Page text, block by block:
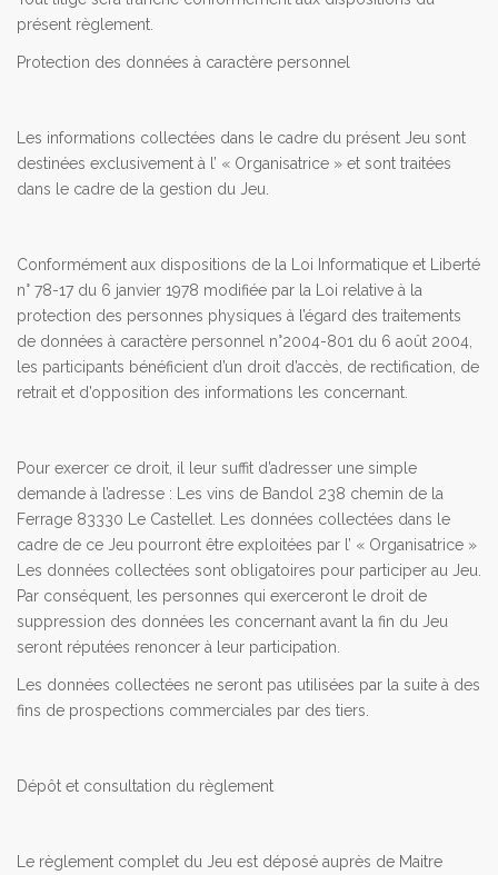
présent règlement.
Protection des données à caractère personnel
Les informations collectées dans le cadre du présent Jeu sont
destinées exclusivement à l’ « Organisatrice » et sont traitées
dans le cadre de la gestion du Jeu.
Conformément aux dispositions de la Loi Informatique et Liberté
n° 78-17 du 6 janvier 1978 modifiée par la Loi relative à la
protection des personnes physiques à l’égard des traitements
de données à caractère personnel n°2004-801 du 6 août 2004,
les participants bénéficient d’un droit d’accès, de rectification, de
retrait et d’opposition des informations les concernant.
Pour exercer ce droit, il leur suffit d’adresser une simple
demande à l’adresse : Les vins de Bandol 238 chemin de la
Ferrage 83330 Le Castellet. Les données collectées dans le
cadre de ce Jeu pourront être exploitées par l’ « Organisatrice »
Les données collectées sont obligatoires pour participer au Jeu.
Par conséquent, les personnes qui exerceront le droit de
suppression des données les concernant avant la fin du Jeu
seront réputées renoncer à leur participation.
Les données collectées ne seront pas utilisées par la suite à des
fins de prospections commerciales par des tiers.
Dépôt et consultation du règlement
Le règlement complet du Jeu est déposé auprès de Maitre